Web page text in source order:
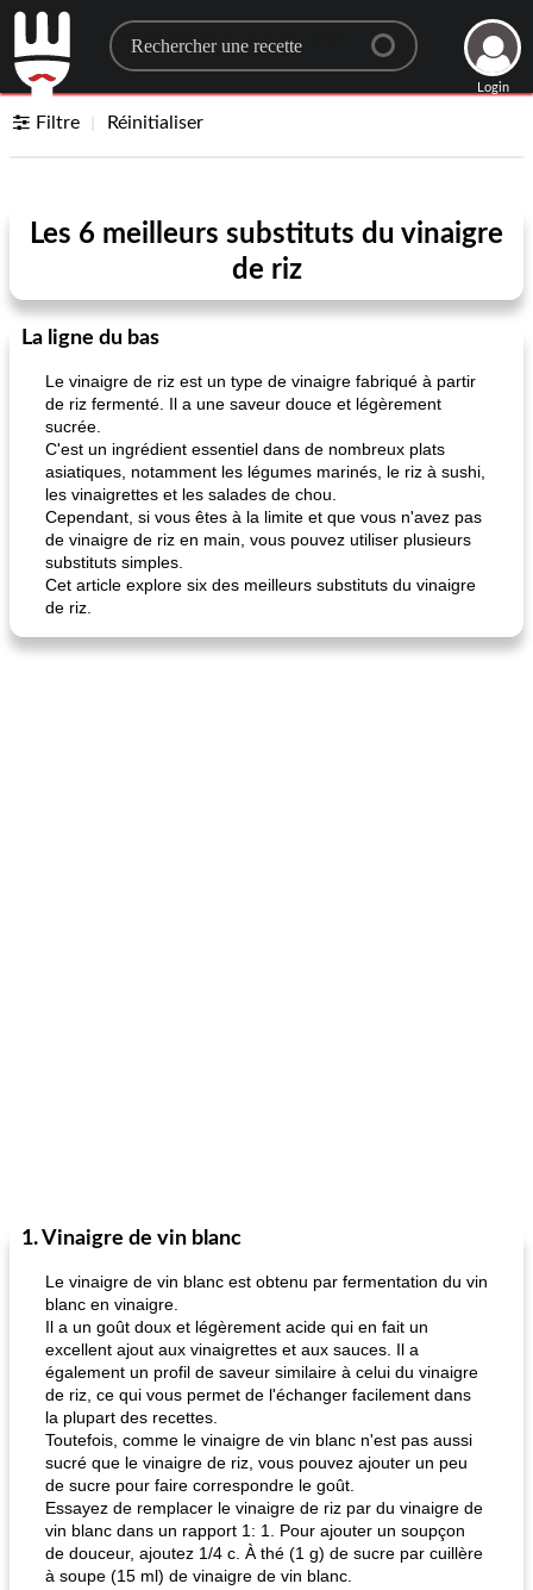
Search for a recipe
Login
Filtre Réinitialiser
Les 6 meilleurs substituts du vinaigre
de riz
La ligne du bas
Le vinaigre de riz est un type de vinaigre fabriqué à partir
de riz fermenté. Il a une saveur douce et légèrement
sucrée.
C'est un ingrédient essentiel dans de nombreux plats
asiatiques, notamment les légumes marinés, le riz à sushi,
les vinaigrettes et les salades de chou.
Cependant, si vous êtes à la limite et que vous n'avez pas
de vinaigre de riz en main, vous pouvez utiliser plusieurs
substituts simples.
Cet article explore six des meilleurs substituts du vinaigre
de riz.
1. Vinaigre de vin blanc
Le vinaigre de vin blanc est obtenu par fermentation du vin
blanc en vinaigre.
Il a un goût doux et légèrement acide qui en fait un
excellent ajout aux vinaigrettes et aux sauces. Il a
également un profil de saveur similaire à celui du vinaigre
de riz, ce qui vous permet de l'échanger facilement dans
la plupart des recettes.
Toutefois, comme le vinaigre de vin blanc n'est pas aussi
sucré que le vinaigre de riz, vous pouvez ajouter un peu
de sucre pour faire correspondre le goût.
Essayez de remplacer le vinaigre de riz par du vinaigre de
vin blanc dans un rapport 1: 1. Pour ajouter un soupçon
de douceur, ajoutez 1/4 c. À thé (1 g) de sucre par cuillère
à soupe (15 ml) de vinaigre de vin blanc.